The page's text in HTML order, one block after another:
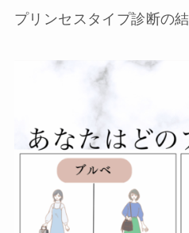
プリンセスタイプ診断の